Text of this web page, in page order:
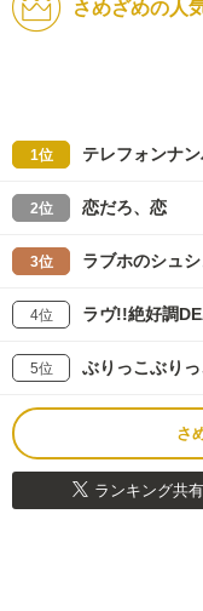
さめざめの人
1位 テレフォンナ
2位 恋だろ、恋
3位 ラブホのシュシ
4位 ラヴ!!絶好調
5位 ぶりっこぶりっ
さ
ランキング共有